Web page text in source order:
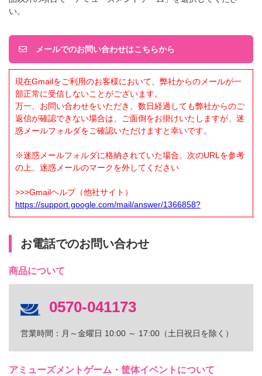
い。
メールでのお問い合わせはこちらから
現在Gmailをご利用のお客様において、弊社からのメールが一
部正常に受信しないことがございます。
万一、お問い合わせをいただき、数日経過しても弊社からのご
返信が確認できない場合は、ご面倒をお掛けいたしますが、迷
惑メールフォルダをご確認いただけますと幸いです。
※迷惑メールフォルダに格納されていた場合、次のURLを参考
の上、迷惑メールのマークを外してください
>>>Gmailヘルプ（他社サイト）
https://support.google.com/mail/answer/1366858?
お電話でのお問い合わせ
商品について
0570-041173
営業時間：月～金曜日 10:00 ～ 17:00（土日祝日を除く）
アミューズメントゲーム・筐体イベントについて